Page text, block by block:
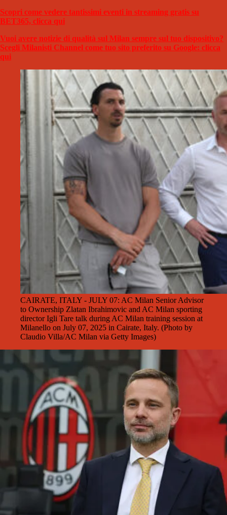
Scopri come vedere tantissimi eventi in streaming gratis su
BET365, clicca qui
Vuoi avere notizie di qualità sul Milan sempre sul tuo dispositivo?
Scegli Milanisti Channel come tuo sito preferito su Google: clicca
qui
CAIRATE, ITALY - JULY 07: AC Milan Senior Advisor
to Ownership Zlatan Ibrahimovic and AC Milan sporting
director Igli Tare talk during AC Milan training session at
Milanello on July 07, 2025 in Cairate, Italy. (Photo by
Claudio Villa/AC Milan via Getty Images)